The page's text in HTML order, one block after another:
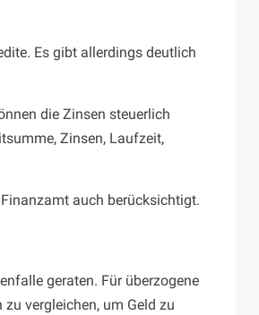
Es gibt allerdings deutlich
die Zinsen steuerlich
Zinsen, Laufzeit,
auch berücksichtigt.
geraten. Für überzogene
vergleichen, um Geld zu